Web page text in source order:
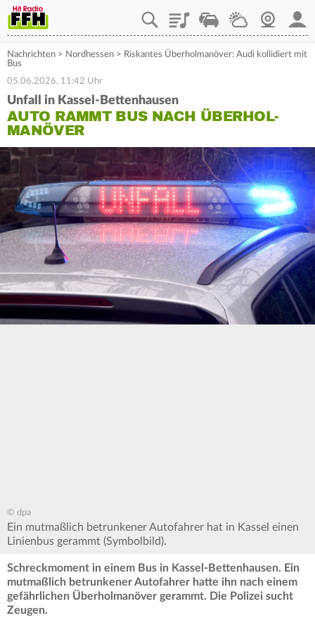
PlaylistStaupilotWetterWebcam
Nachrichten > Nordhessen > Riskantes Überholmanöver: Audi kollidiert mit
Bus
05.06.2026, 11:42 Uhr
Unfall in Kassel-Bettenhausen
AUTO RAMMT BUS NACH ÜBERHOL-
MANÖVER
© dpa
Ein mutmaßlich betrunkener Autofahrer hat in Kassel einen
Linienbus gerammt (Symbolbild).
Schreckmoment in einem Bus in Kassel-Bettenhausen. Ein
mutmaßlich betrunkener Autofahrer hatte ihn nach einem
gefährlichen Überholmanöver gerammt. Die Polizei sucht
Zeugen.